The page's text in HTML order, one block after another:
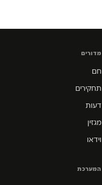
מדורים
חם
תחקירים
דעות
מגזין
וידאו
המערכת